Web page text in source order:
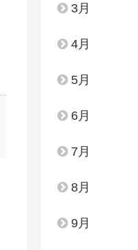
3月
4月
5月
6月
7月
8月
9月